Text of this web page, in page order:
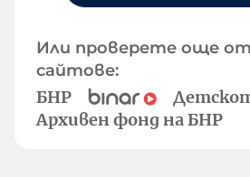
Или проверете още
сайтове:
БНР
Архивен фонд на БНР